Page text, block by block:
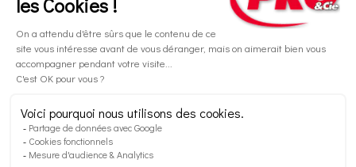
Services